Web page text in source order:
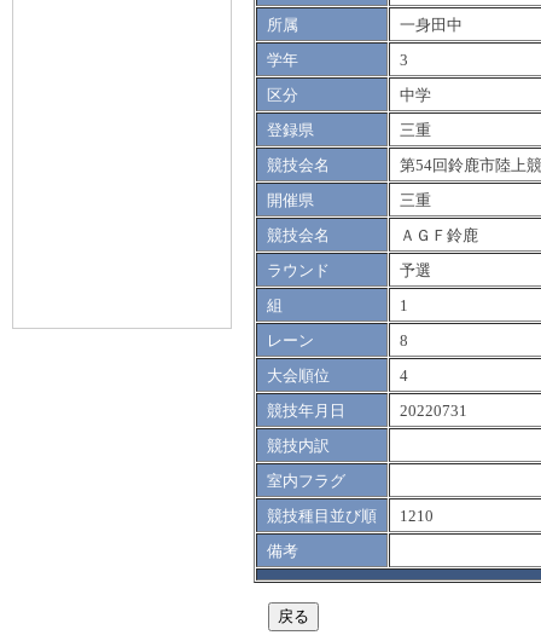
所属
一身田中
学年
3
区分
中学
登録県
三重
競技会名
第54回鈴鹿市陸上
開催県
三重
競技会名
ＡＧＦ鈴鹿
ラウンド
予選
組
1
レーン
8
大会順位
4
競技年月日
20220731
競技内訳
室内フラグ
競技種目並び順
1210
備考